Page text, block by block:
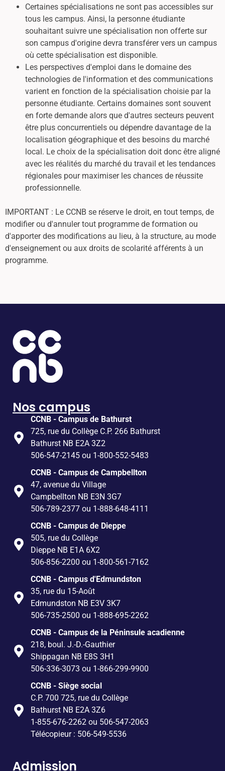
Certaines spécialisations ne sont pas accessibles sur
tous les campus. Ainsi, la personne étudiante
souhaitant suivre une spécialisation non offerte sur
son campus d'origine devra transférer vers un campus
où cette spécialisation est disponible.
Les perspectives d'emploi dans le domaine des
technologies de l'information et des communications
varient en fonction de la spécialisation choisie par la
personne étudiante. Certains domaines sont souvent
en forte demande alors que d'autres secteurs peuvent
être plus concurrentiels ou dépendre davantage de la
localisation géographique et des besoins du marché
local. Le choix de la spécialisation doit donc être aligné
avec les réalités du marché du travail et les tendances
régionales pour maximiser les chances de réussite
professionnelle.
IMPORTANT : Le CCNB se réserve le droit, en tout temps, de
modifier ou d'annuler tout programme de formation ou
d'apporter des modifications au lieu, à la structure, au mode
d'enseignement ou aux droits de scolarité afférents à un
programme.
Nos campus
CCNB - Campus de Bathurst
725, rue du Collège C.P. 266 Bathurst
Bathurst NB E2A 3Z2
506-547-2145 ou 1-800-552-5483
CCNB - Campus de Campbellton
47, avenue du Village
Campbellton NB E3N 3G7
506-789-2377 ou 1-888-648-4111
CCNB - Campus de Dieppe
505, rue du Collège
Dieppe NB E1A 6X2
506-856-2200 ou 1-800-561-7162
CCNB - Campus d'Edmundston
35, rue du 15-Août
Edmundston NB E3V 3K7
506-735-2500 ou 1-888-695-2262
CCNB - Campus de la Péninsule acadienne
218, boul. J.-D.-Gauthier
Shippagan NB E8S 3H1
506-336-3073 ou 1-866-299-9900
CCNB - Siège social
C.P. 700 725, rue du Collège
Bathurst NB E2A 3Z6
1-855-676-2262 ou 506-547-2063
Télécopieur : 506-549-5536
Admission